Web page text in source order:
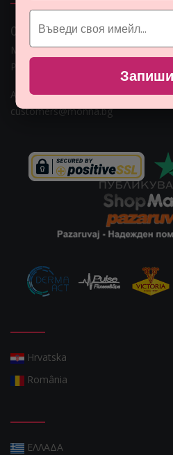
0 888 0 66662
Монна Интернешънъл ЕООД,
Раб. време: Пoн - Пет 09:00ч. -
Адрес: гр. София, ул. Гео Милев
customers@monna.bg
Hrvatska
România
ΕΛΛΑΔΑ